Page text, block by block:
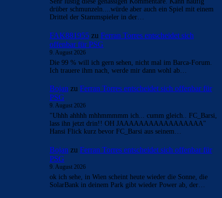
drüber schmunzeln....würde aber auch ein Spiel mit einem
Drittel der Stammspieler in der…
FAK881955 zu Ferran Torres entscheidet sich
offenbar für PSG
9. August 2026
Die 99 % will ich gern sehen, nicht mal im Barca-Forum.
Ich trauere ihm nach, werde mir dann wohl ab…
Bojan zu Ferran Torres entscheidet sich offenbar für
PSG
9. August 2026
"Uhhh ahhhh mhhmmmmm ich... cumm gleich.. FC_Barsi,
lass ihn jetzt drin!! OH JAAAAAAAAAAAAAAAAA"
Hansi Flick kurz bevor FC_Barsi aus seinem…
Bojan zu Ferran Torres entscheidet sich offenbar für
PSG
9. August 2026
ok ich sehe, in Wien scheint heute wieder die Sonne, die
SolarBank in deinem Park gibt wieder Power ab, der…